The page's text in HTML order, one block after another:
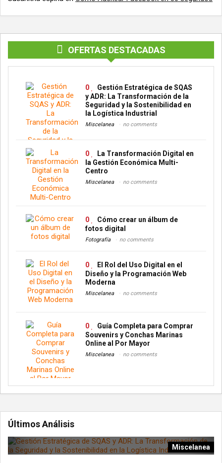
OFERTAS DESTACADAS
0
Gestión Estratégica de SQAS
y ADR: La Transformación de la
Seguridad y la Sostenibilidad en
la Logística Industrial
Miscelanea no comments
0
La Transformación Digital en
la Gestión Económica Multi-
Centro
Miscelanea no comments
0
Cómo crear un álbum de
fotos digital
Fotografía no comments
0
El Rol del Uso Digital en el
Diseño y la Programación Web
Moderna
Miscelanea no comments
0
Guía Completa para Comprar
Souvenirs y Conchas Marinas
Online al Por Mayor
Miscelanea no comments
Últimos Análisis
Miscelanea